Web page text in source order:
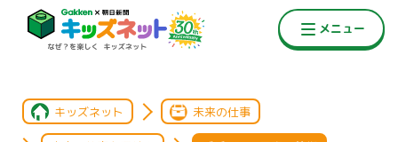
キッズネット 未来の仕事